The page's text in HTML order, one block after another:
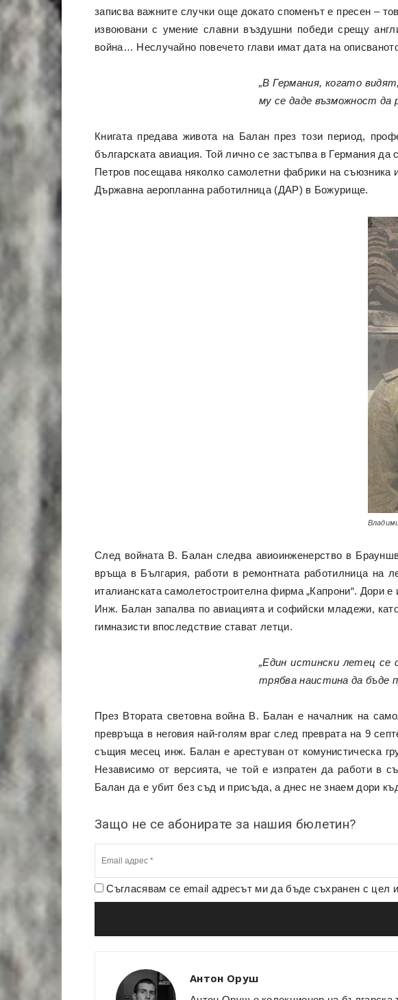
записва важните случки още докато споменът е пресен –
извоювани с умение славни въздушни победи срещу
война… Неслучайно повечето глави имат дата на
„В Германия, когато
му се даде възможност да
Книгата предава живота на Балан през този период,
българската авиация. Той лично се застъпва в Германия
Петров посещава няколко самолетни фабрики на съюзника
Държавна аеропланна работилница (ДАР) в Божурище.
След войната В. Балан следва авиоинженерство в
връща в България, работи в ремонтната работилница на
италианската самолетостроителна фирма „Капрони“. Дори
Инж. Балан запалва по авиацията и софийски младежи,
гимназисти впоследствие стават летци.
„Един истински летец се
трябва наистина да бъде
През Втората световна война В. Балан е началник на
превръща в неговия най-голям враг след преврата на 9
същия месец инж. Балан е арестуван от комунистическа
Независимо от версията, че той е изпратен да работи в
Балан да е убит без съд и присъда, а днес не знаем дори
Защо не се абонирате за нашия бюлетин?
Съгласявам се email адресът ми да бъде съхранен с цел
Антон Оруш